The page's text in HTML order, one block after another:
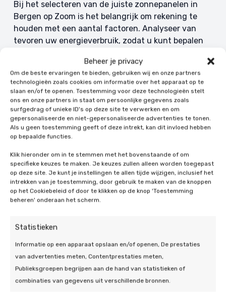
Beheer je privacy
Om de beste ervaringen te bieden, gebruiken wij en onze partners
technologieën zoals cookies om informatie over het apparaat op te
slaan en/of te openen. Toestemming voor deze technologieën stelt
ons en onze partners in staat om persoonlijke gegevens zoals
surfgedrag of unieke ID's op deze site te verwerken en om
gepersonaliseerde en niet-gepersonaliseerde advertenties te tonen.
Als u geen toestemming geeft of deze intrekt, kan dit invloed hebben
op bepaalde functies.
Klik hieronder om in te stemmen met het bovenstaande of om
specifieke keuzes te maken. Je keuzes zullen alleen worden toegepast
op deze site. Je kunt je instellingen te allen tijde wijzigen, inclusief het
intrekken van je toestemming, door gebruik te maken van de knoppen
op het Cookiebeleid of door te klikken op de knop 'Toestemming
beheren' onderaan het scherm.
Statistieken
Informatie op een apparaat opslaan en/of openen, De prestaties
van advertenties meten, Contentprestaties meten,
Publieksgroepen begrijpen aan de hand van statistieken of
combinaties van gegevens uit verschillende bronnen.
Bij het selecteren van de juiste zonnepanelen in
Bergen op Zoom is het belangrijk om rekening te
houden met een aantal factoren. Analyseer van
tevoren uw energieverbruik, zodat u kunt bepalen
behoefte te voldoen. U kunt er voor kiezen dat de
zonnepanelen het volledige energieverbruik
opvangen of dat ze een ondersteunende rol
hebben. Daarnaast zijn er verschillende soorten
zonnepanelen beschikbaar, ieder met hun eigen
prijsklasse en bijbehorende efficiëntie.
Monokristallijne zonnepanelen bieden een hogere
polykristallijne panelen een goedkoper alternatief
zijn met iets lagere efficiëntie. De keuze hangt
volledig af van uw budget, situatie en gewenste
terugverdientijd. Bij De Duurzame Jongens helpen
vandaag nog contact met ons op en plan een gratis